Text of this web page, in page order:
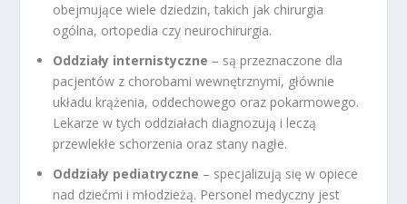
obejmujące wiele dziedzin, takich jak chirurgia
ogólna, ortopedia czy neurochirurgia.
Oddziały internistyczne – są przeznaczone dla
pacjentów z chorobami wewnętrznymi, głównie
układu krążenia, oddechowego oraz pokarmowego.
Lekarze w tych oddziałach diagnozują i leczą
przewlekłe schorzenia oraz stany nagłe.
Oddziały pediatryczne – specjalizują się w opiece
nad dziećmi i młodzieżą. Personel medyczny jest